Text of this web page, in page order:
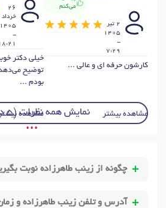
می‌کنم
2 تير
1405
-
7:29
کارشون حرفه ای و عالی ...
مشاهده بیشتر
26
خرداد
1405
-
خیلی دکتر
توضیح
بودم ...
مشاهده
نمایش همه نظرات (5 دیدگاه)
• • •
چگونه از زینب طاهرزاده نوبت
آدرس و تلفن زینب طاهرزاده و